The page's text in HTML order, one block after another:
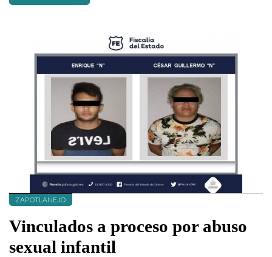
ZAPOTLANEJO
Vinculados a proceso por abuso
sexual infantil